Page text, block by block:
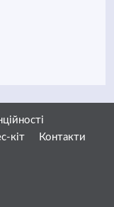
кіт
Контакти